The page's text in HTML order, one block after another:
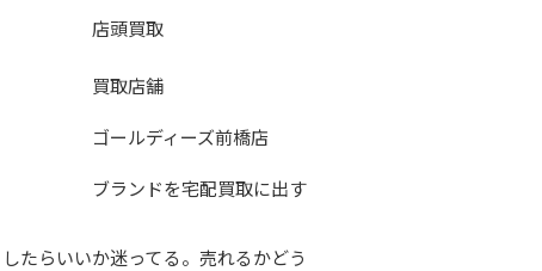
店頭買取
買取店舗
ゴールディーズ前橋店
ブランドを宅配買取に出す
たらいいか迷ってる。売れるかどう